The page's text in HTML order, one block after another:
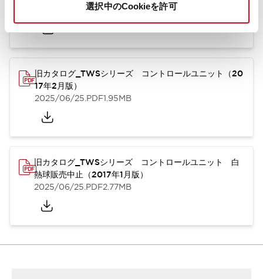
選択中のCookieを許可
.PDF1.30MB
旧カタログ_TWSシリーズ コントロールユニット（20
17年2月版）
2025/06/25.PDF1.95MB
旧カタログ_TWSシリーズ コントロールユニット 白
熱球販売中止（2017年1月版）
2025/06/25.PDF2.77MB